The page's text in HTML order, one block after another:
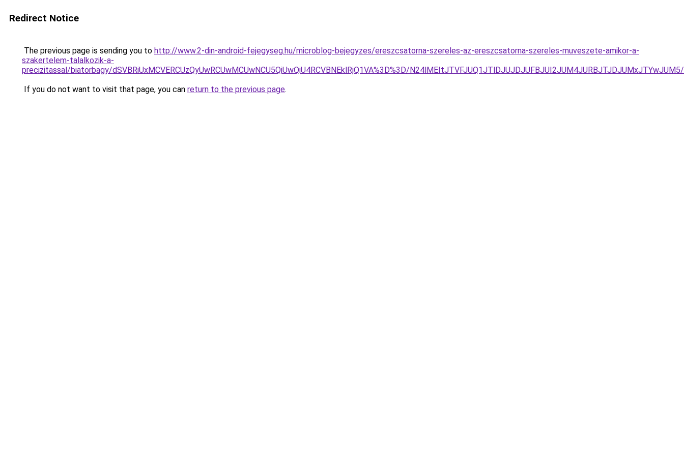
Redirect Notice
The previous page is sending you to http://www.2-din-android-fejegyseg.hu/microblog-bejegyzes/ereszcsatorna-szereles-az-ereszcsatorna-szereles-muveszete-amikor-a-
szakertelem-talalkozik-a-
precizitassal/biatorbagy/dSVBRiUxMCVERCUzQyUwRCUwMCUwNCU5QiUwQiU4RCVBNEklRjQ1VA%3D%3D/N24lMEItJTVFJUQ1JTlDJUJDJUFBJUI2JUM4JURBJTJDJUMxJTYwJUM5/
If you do not want to visit that page, you can return to the previous page.